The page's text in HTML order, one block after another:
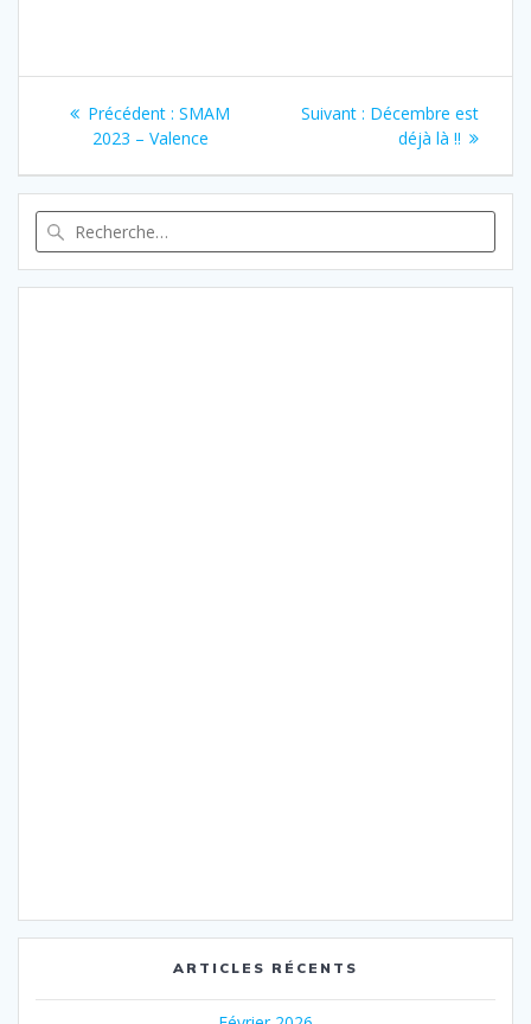
Navigation
l’article
Précédent : Article
précédent
SMAM
2023 – Valence
Suivant : Article
suivant
Décembre est
déjà là !!
pour
:
ARTICLES RÉCENTS